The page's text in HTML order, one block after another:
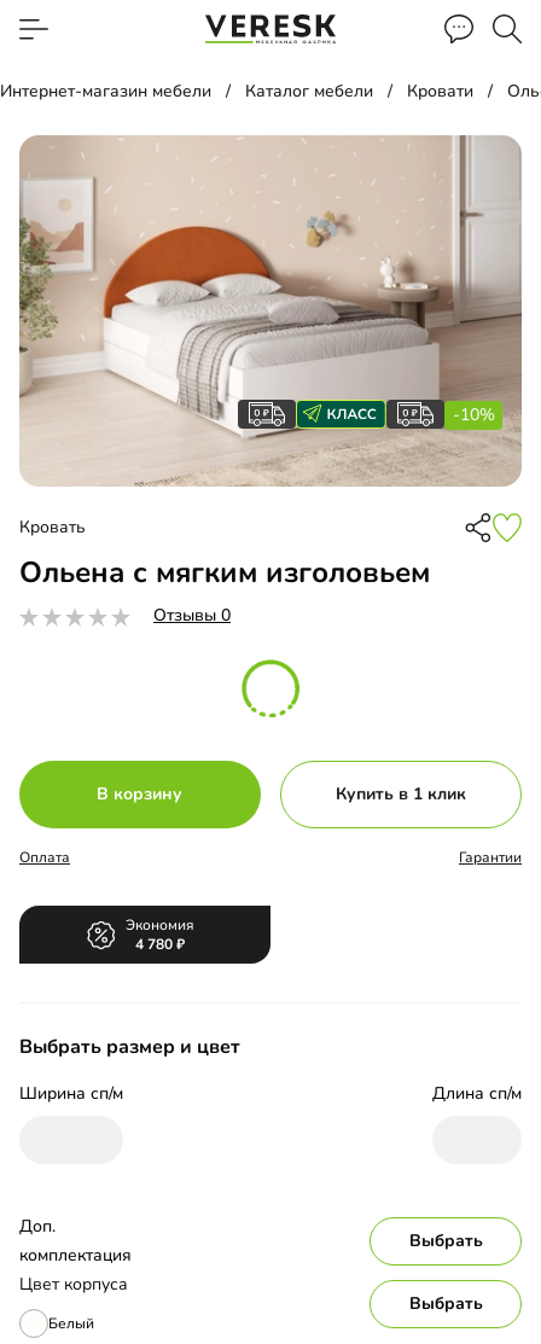
Интернет-магазин мебели Каталог мебели Кровати
-10%
Кровать
Ольена с мягким изголовьем
Отзывы 0
В корзину Купить в 1 клик
Оплата Гарантии
Экономия
4 780
Выбрать размер и цвет
Ширина сп/м Длина сп/м
Цвет корпуса
Белый
Выбрать
Доп.
комплектация
Выбрать